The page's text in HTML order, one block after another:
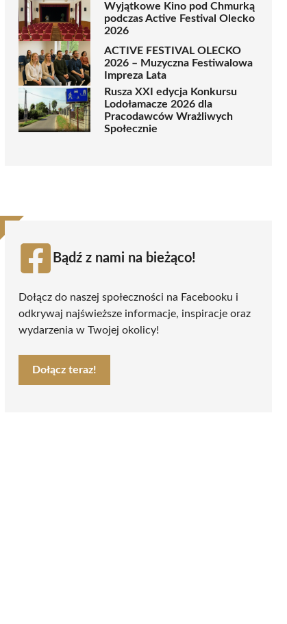
Wyjątkowe Kino pod Chmurką
podczas Active Festival Olecko
2026
ACTIVE FESTIVAL OLECKO
2026 – Muzyczna Festiwalowa
Impreza Lata
Rusza XXI edycja Konkursu
Lodołamacze 2026 dla
Pracodawców Wrażliwych
Społecznie
Bądź z nami na bieżąco!
Dołącz do naszej społeczności na Facebooku i
odkrywaj najświeższe informacje, inspiracje oraz
wydarzenia w Twojej okolicy!
Dołącz teraz!